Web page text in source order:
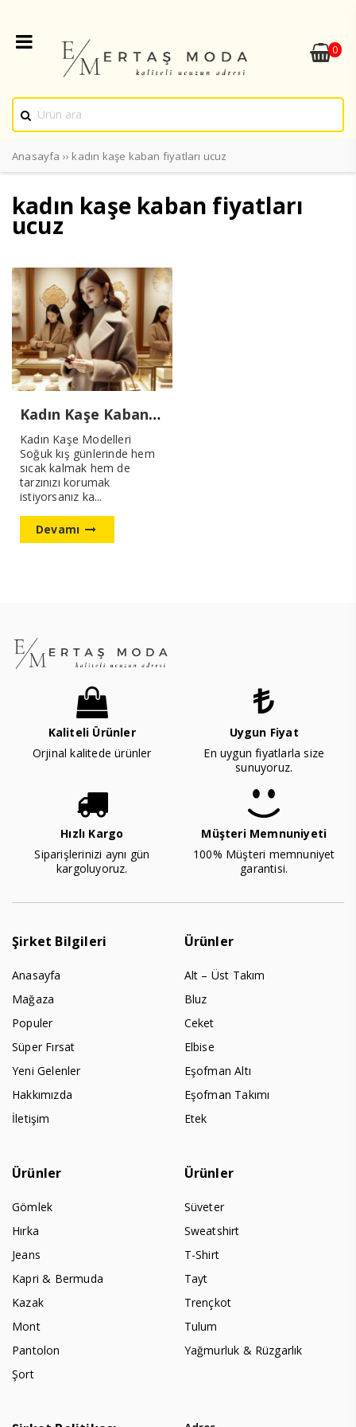
0
Anasayfa ›› kadın kaşe kaban fiyatları ucuz
kadın kaşe kaban fiyatları
ucuz
Kadın Kaşe Kaban Modelleri Yeni Sezon
Kadın Kaşe Modelleri
Soğuk kış günlerinde hem
sıcak kalmak hem de
tarzınızı korumak
istiyorsanız ka...
Devamı
Kaliteli Ürünler
Orjinal kalitede ürünler
Uygun Fiyat
En uygun fiyatlarla size
sunuyoruz.
Hızlı Kargo
Siparişlerinizi aynı gün
kargoluyoruz.
Müşteri Memnuniyeti
100% Müşteri memnuniyet
garantisi.
Şirket Bilgileri
Anasayfa
Mağaza
Populer
Süper Fırsat
Yeni Gelenler
Hakkımızda
İletişim
Ürünler
Alt – Üst Takım
Bluz
Ceket
Elbise
Eşofman Altı
Eşofman Takımı
Etek
Ürünler
Gömlek
Hırka
Jeans
Kapri & Bermuda
Kazak
Mont
Pantolon
Şort
Ürünler
Süveter
Sweatshirt
T-Shirt
Tayt
Trençkot
Tulum
Yağmurluk & Rüzgarlık